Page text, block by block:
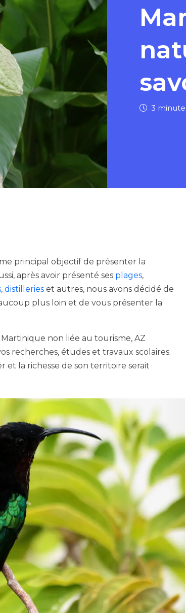
3
principal objectif de présenter la
après avoir présenté ses plages,
, distilleries et autres, nous avons décidé de
plus loin et de vous présenter la
non liée au tourisme, AZ
recherches, études et travaux scolaires.
et la richesse de son territoire serait